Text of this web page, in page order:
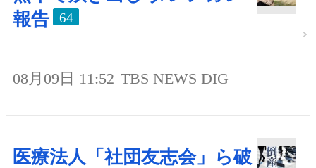
報告
64
08月09日 11:52 TBS NEWS DIG
医療法人「社団友志会」ら破